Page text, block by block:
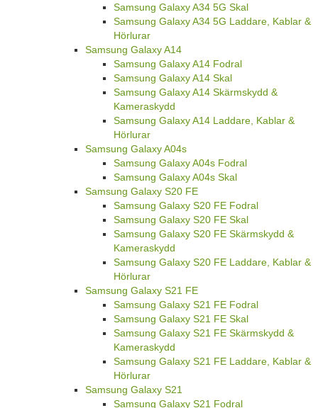
Samsung Galaxy A34 5G Skal
Samsung Galaxy A34 5G Laddare, Kablar &
Hörlurar
Samsung Galaxy A14
Samsung Galaxy A14 Fodral
Samsung Galaxy A14 Skal
Samsung Galaxy A14 Skärmskydd &
Kameraskydd
Samsung Galaxy A14 Laddare, Kablar &
Hörlurar
Samsung Galaxy A04s
Samsung Galaxy A04s Fodral
Samsung Galaxy A04s Skal
Samsung Galaxy S20 FE
Samsung Galaxy S20 FE Fodral
Samsung Galaxy S20 FE Skal
Samsung Galaxy S20 FE Skärmskydd &
Kameraskydd
Samsung Galaxy S20 FE Laddare, Kablar &
Hörlurar
Samsung Galaxy S21 FE
Samsung Galaxy S21 FE Fodral
Samsung Galaxy S21 FE Skal
Samsung Galaxy S21 FE Skärmskydd &
Kameraskydd
Samsung Galaxy S21 FE Laddare, Kablar &
Hörlurar
Samsung Galaxy S21
Samsung Galaxy S21 Fodral